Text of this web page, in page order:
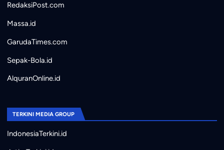
RedaksiPost.com
Massa.id
GarudaTimes.com
Sepak-Bola.id
AlquranOnline.id
TERKINI MEDIA GROUP
IndonesiaTerkini.id